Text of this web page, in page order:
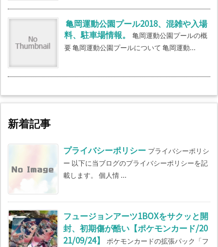
亀岡運動公園プール2018、混雑や入場
料、駐車場情報。
亀岡運動公園プールの概
要 亀岡運動公園プールについて 亀岡運動...
新着記事
プライバシーポリシー プライバシーポリシ
ー 以下に当ブログのプライバシーポリシーを記
載します。 個人情 ...
フュージョンアーツ1BOXをサクッと開
封、初期傷が酷い【ポケモンカード/20
21/09/24】
ポケモンカードの拡張パック「フ